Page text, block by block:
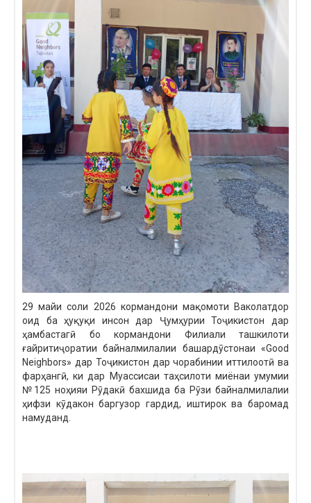
29 майи соли 2026 кормандони мақомоти Ваколатдор
оид ба ҳуқуқи инсон дар Ҷумҳурии Тоҷикистон дар
ҳамбастагӣ бо кормандони Филиали ташкилоти
ғайритиҷоратии байналмилалии башардӯстонаи «Good
Neighbors» дар Тоҷикистон дар чорабинии иттилоотӣ ва
фарҳангӣ, ки дар Муассисаи таҳсилоти миёнаи умумии
№125 ноҳияи Рӯдакӣ бахшида ба Рӯзи байналмилалии
ҳифзи кӯдакон баргузор гардид, иштирок ва баромад
намуданд.